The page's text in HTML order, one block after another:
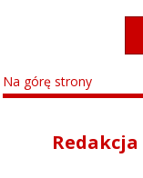
Na górę strony
Redakcja